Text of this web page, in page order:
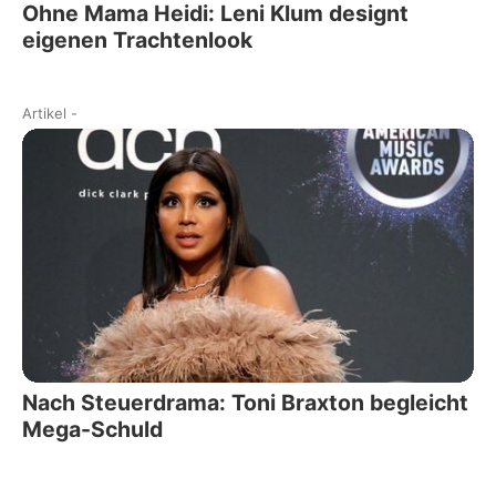
Ohne Mama Heidi: Leni Klum designt
eigenen Trachtenlook
Artikel -
Nach Steuerdrama: Toni Braxton begleicht
Mega-Schuld